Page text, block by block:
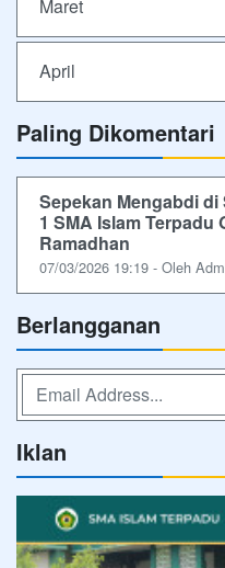
Maret
April
Paling Dikomentari
Sepekan Mengabdi
1 SMA Islam Terpadu
Ramadhan
07/03/2026 19:19 - Oleh
Berlangganan
Iklan